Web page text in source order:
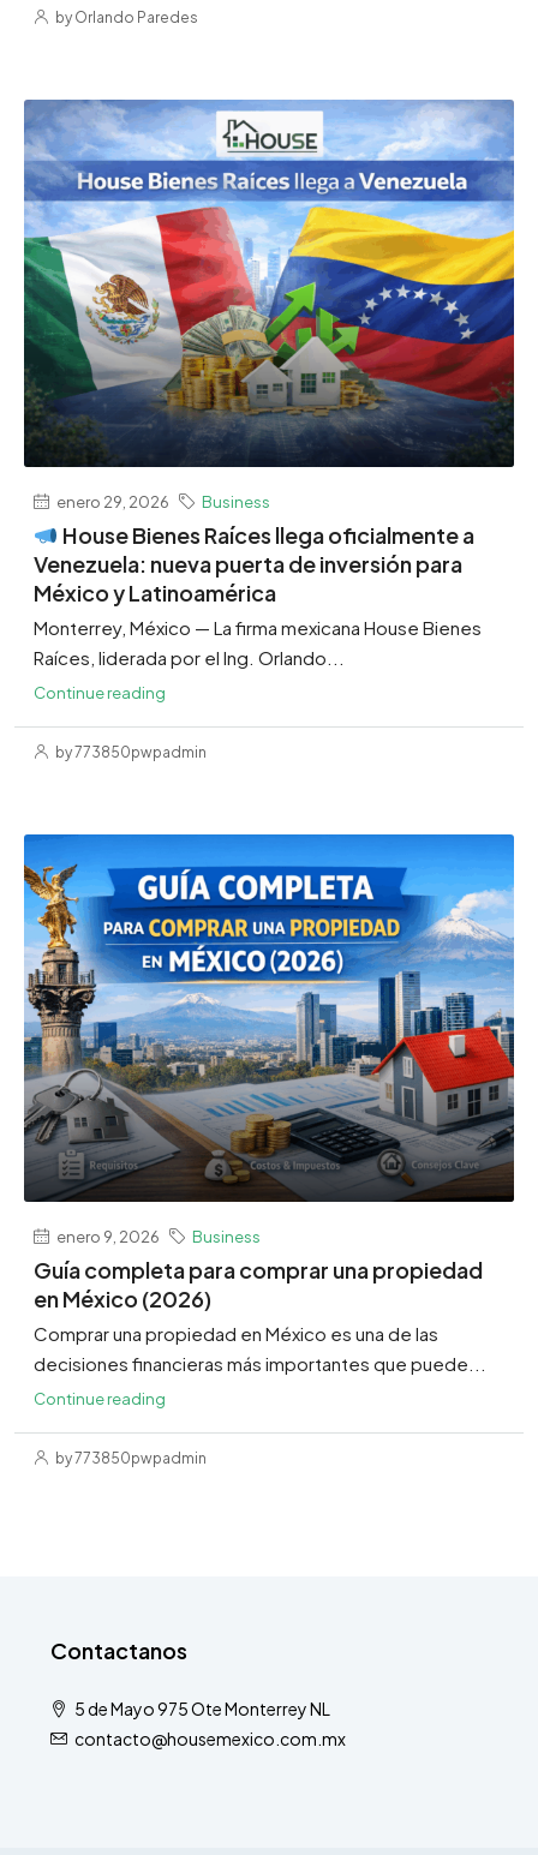
by Orlando Paredes
enero 29, 2026 Business
House Bienes Raíces llega oficialmente a
Venezuela: nueva puerta de inversión para
México y Latinoamérica
Monterrey, México — La firma mexicana House Bienes
Raíces, liderada por el Ing. Orlando...
Continue reading
by 773850pwpadmin
enero 9, 2026 Business
Guía completa para comprar una propiedad
en México (2026)
Comprar una propiedad en México es una de las
decisiones financieras más importantes que puede...
Continue reading
by 773850pwpadmin
Contactanos
5 de Mayo 975 Ote Monterrey NL
contacto@housemexico.com.mx